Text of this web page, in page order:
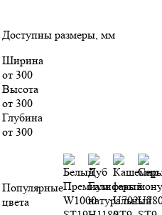
Доступны размеры, мм
Ширина
от 300
Высота
от 300
Глубина
от 300
Популярные
цвета